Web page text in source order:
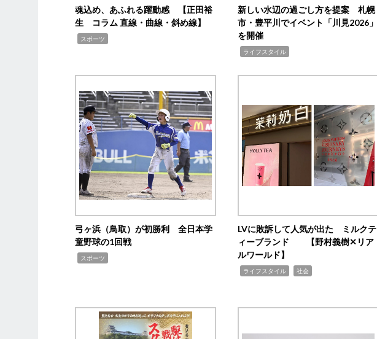
魂込め、あふれる躍動感 【正田裕
生 コラム 直線・曲線・斜め線】
スポーツ
新しい水辺の過ごし方を提案 札幌
市・豊平川でイベント「川見2026」
を開催
ライフスタイル
弓ヶ浜（鳥取）が初勝利 全日本学
童野球の1回戦
スポーツ
LVに敗訴して人気が出た ミルクテ
ィーブランド 【野村義樹✕リア
ルワールド】
ライフスタイル 社会